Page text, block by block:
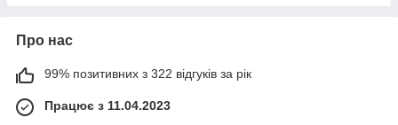
Про нас
99% позитивних з 322 відгуків за рік
Працює з 11.04.2023